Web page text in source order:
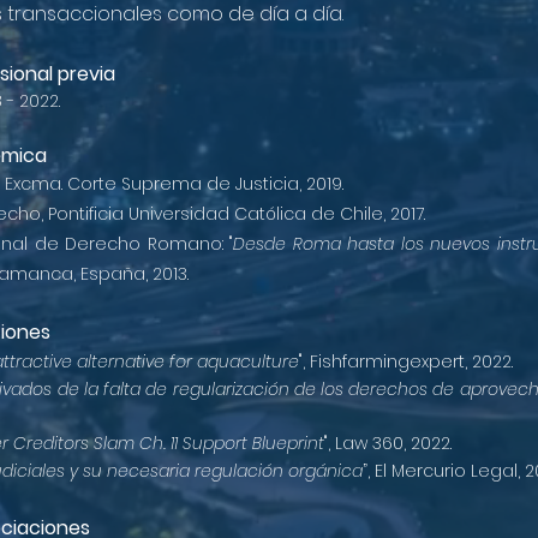
como de día a día.
previa
2022.
Corte Suprema de Justicia, 2019.
Pontificia Universidad Católica de Chile, 2017.
de Derecho Romano: "Desde Roma hasta los nuevos
España, 2013.
alternative for aquaculture", Fishfarmingexpert, 2022.
de la falta de regularización de los derechos de
Slam Ch. 11 Support Blueprint", Law 360, 2022.
y su necesaria regulación orgánica”, El Mercurio Legal,